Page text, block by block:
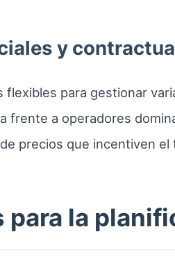
y
para gestionar
frente a operadores
precios que incentiven
la